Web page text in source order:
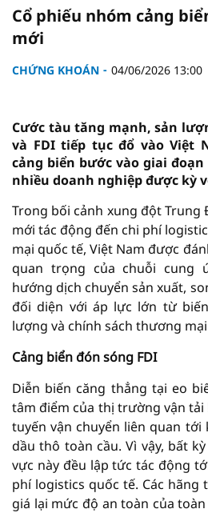
Cổ phiếu nhóm cảng
mới
CHỨNG KHOÁN 04/06/2026 13:00
Cước tàu tăng mạnh, sản
và FDI tiếp tục đổ vào Việt
cảng biển bước vào giai
nhiều doanh nghiệp được kỳ
Trong bối cảnh xung đột
mới tác động đến chi phí
mại quốc tế, Việt Nam được
quan trọng của chuỗi cung
hướng dịch chuyển sản xuất,
đối diện với áp lực lớn từ
lượng và chính sách thương mại
Cảng biển đón sóng FDI
Diễn biến căng thẳng tại eo
tâm điểm của thị trường vận tải
tuyến vận chuyển liên quan tới
dầu thô toàn cầu. Vì vậy, bất
vực này đều lập tức tác động
phí logistics quốc tế. Các hãng
giá lại mức độ an toàn của